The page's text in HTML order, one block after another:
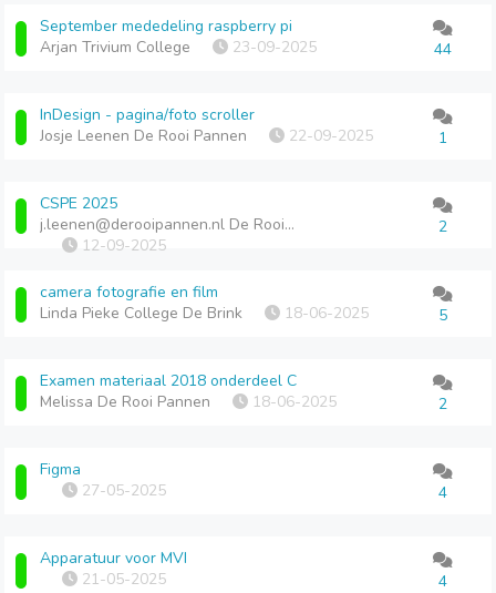
September mededeling raspberry pi
Arjan Trivium College
23-09-2025 44
InDesign - pagina/foto scroller
Josje Leenen De Rooi Pannen
22-09-2025 1
CSPE 2025
j.leenen@derooipannen.nl De Rooi Pannen
12-09-2025
2
camera fotografie en film
Linda Pieke College De Brink
18-06-2025 5
Examen materiaal 2018 onderdeel C
Melissa De Rooi Pannen
18-06-2025 2
Figma
27-05-2025
4
Apparatuur voor MVI
21-05-2025
4